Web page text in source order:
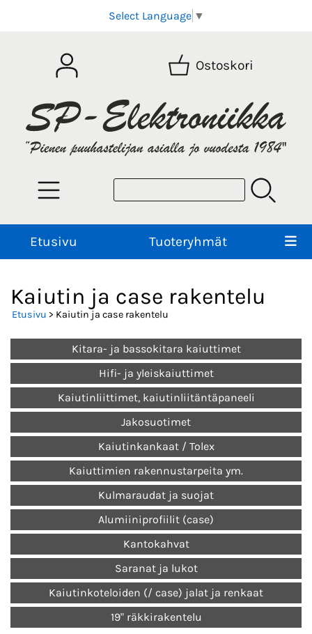
Select Language ▼
Ostoskori
Etusivu Tuoteryhmät
Kaiutin ja case rakentelu
Etusivu > Kaiutin ja case rakentelu
Kitara- ja bassokitara kaiuttimet
Hifi- ja yleiskaiuttimet
Kaiutinliittimet, kaiutinliitäntäpaneeli
Jakosuotimet
Kaiutinkankaat / Tolex
Kaiuttimien rakennustarpeita ym.
Kulmaraudat ja suojat
Alumiiniprofiilit (case)
Kantokahvat
Saranat ja lukot
Kaiutinkoteloiden (/ case) jalat ja renkaat
19" räkkirakentelu